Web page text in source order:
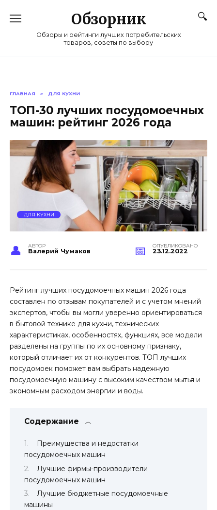
содержанию Обзорник
Обзоры и рейтинги лучших потребительских
товаров, советы по выбору
ГЛАВНАЯ » ДЛЯ КУХНИ
ТОП-30 лучших посудомоечных
машин: рейтинг 2026 года
ДЛЯ КУХНИ
АВТОР
Валерий Чумаков
ОПУБЛИКОВАНО
23.12.2022
Рейтинг лучших посудомоечных машин 2026 года
составлен по отзывам покупателей и с учетом мнений
экспертов, чтобы вы могли уверенно ориентироваться
в бытовой технике для кухни, технических
характеристиках, особенностях, функциях, все модели
разделены на группы по их основному признаку,
который отличает их от конкурентов. ТОП лучших
посудомоек поможет вам выбрать надежную
посудомоечную машину с высоким качеством мытья и
экономным расходом энергии и воды.
Содержание
Преимущества и недостатки
посудомоечных машин
Лучшие фирмы-производители
посудомоечных машин
Лучшие бюджетные посудомоечные
машины